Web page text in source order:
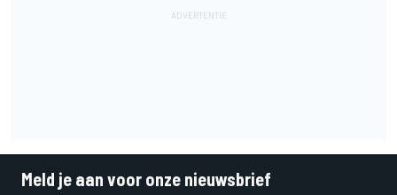
Meld je aan voor onze nieuwsbrief